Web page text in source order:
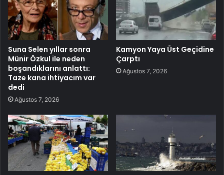
Suna Selen yıllar sonra
Münir Özkul ile neden
boşandıklarını anlattı:
Taze kana ihtiyacım var
dedi
Ağustos 7, 2026
Kamyon Yaya Üst Geçidine
Çarptı
Ağustos 7, 2026